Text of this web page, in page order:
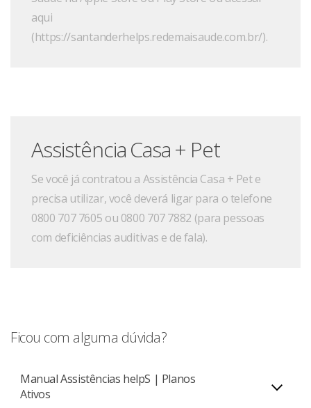
aqui
(https://santanderhelps.redemaisaude.com.br/).
Assistência Casa + Pet
Se você já contratou a Assistência Casa + Pet e
precisa utilizar, você deverá ligar para o telefone
0800 707 7605 ou 0800 707 7882 (para pessoas
com deficiências auditivas e de fala).
Ficou com alguma dúvida?
Manual Assistências helpS | Planos
Ativos